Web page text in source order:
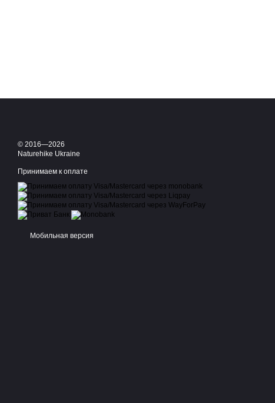
© 2016—2026
Naturehike Ukraine
Принимаем к оплате
Мобильная версия